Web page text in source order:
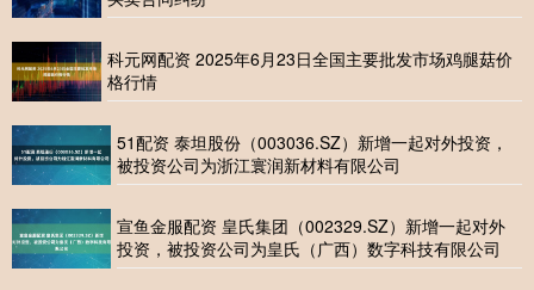
科元网配资 2025年6月23日全国主要批发市场鸡腿菇价
格行情
51配资 泰坦股份（003036.SZ）新增一起对外投资，
被投资公司为浙江寰润新材料有限公司
宣鱼金服配资 皇氏集团（002329.SZ）新增一起对外
投资，被投资公司为皇氏（广西）数字科技有限公司